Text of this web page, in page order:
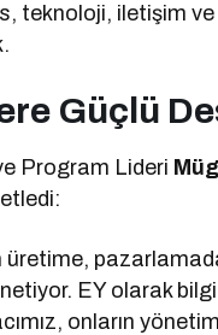
teknoloji, iletişim
Güçlü
Program Lideri
üretime,
EY olarak
onların